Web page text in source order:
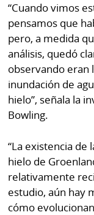
“Cuando vimos
pensamos que
pero, a medida
análisis, quedó
observando eran
inundación de
hielo”, señala la
Bowling.
“La existencia de
hielo de
relativamente
estudio, aún hay
cómo